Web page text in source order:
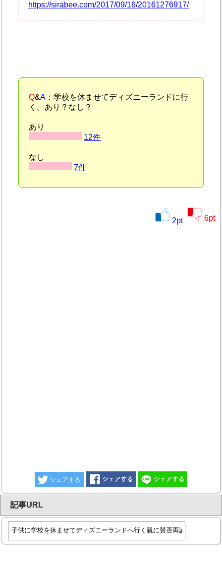
https://sirabee.com/2017/09/16/20161276917/
Q&A：学校を休ませてディズニーランドに行
く。あり？なし？
あり
12件
なし
7件
2pt 6pt
記事URL